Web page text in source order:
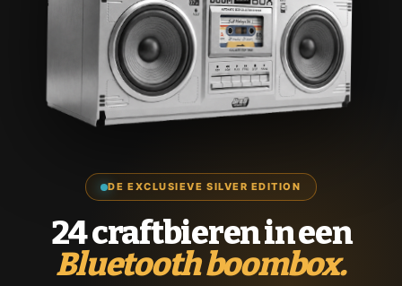
DE EXCLUSIEVE SILVER EDITION
24 craftbieren in een
Bluetooth boombox.